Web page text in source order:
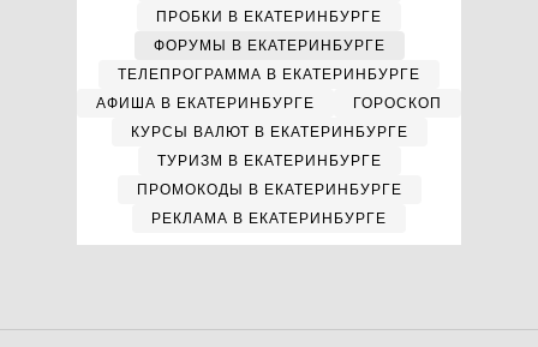
ПРОБКИ В ЕКАТЕРИНБУРГЕ
ФОРУМЫ В ЕКАТЕРИНБУРГЕ
ТЕЛЕПРОГРАММА В ЕКАТЕРИНБУРГЕ
АФИША В ЕКАТЕРИНБУРГЕ
ГОРОСКОП
КУРСЫ ВАЛЮТ В ЕКАТЕРИНБУРГЕ
ТУРИЗМ В ЕКАТЕРИНБУРГЕ
ПРОМОКОДЫ В ЕКАТЕРИНБУРГЕ
РЕКЛАМА В ЕКАТЕРИНБУРГЕ